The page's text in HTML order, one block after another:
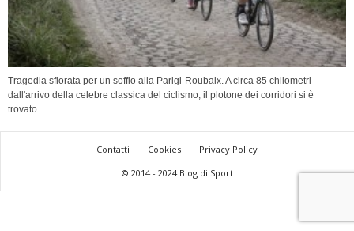
Tragedia sfiorata per un soffio alla Parigi-Roubaix. A circa 85 chilometri
dall'arrivo della celebre classica del ciclismo, il plotone dei corridori si è
trovato...
Contatti Cookies
Privacy Policy
© 2014 - 2024 Blog di Sport